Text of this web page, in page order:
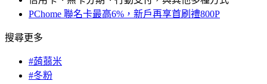
PChome 聯名卡最高6%，新戶再享首刷禮800P
搜尋更多
#蒟蒻米
#冬粉